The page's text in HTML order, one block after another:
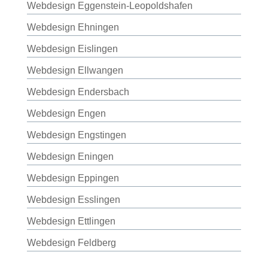
Webdesign Eggenstein-Leopoldshafen
Webdesign Ehningen
Webdesign Eislingen
Webdesign Ellwangen
Webdesign Endersbach
Webdesign Engen
Webdesign Engstingen
Webdesign Eningen
Webdesign Eppingen
Webdesign Esslingen
Webdesign Ettlingen
Webdesign Feldberg